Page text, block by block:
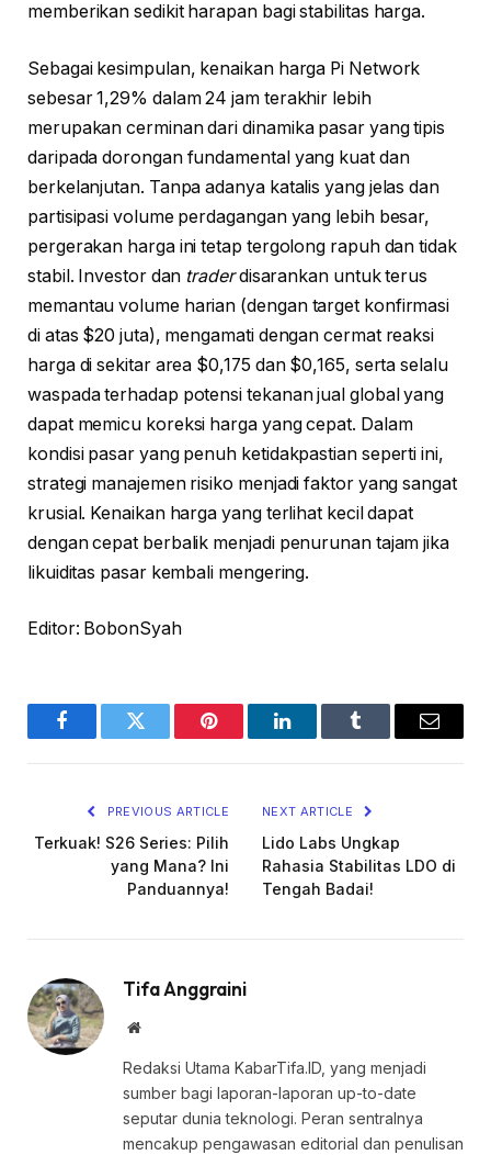
memberikan sedikit harapan bagi stabilitas harga.
Sebagai kesimpulan, kenaikan harga Pi Network
sebesar 1,29% dalam 24 jam terakhir lebih
merupakan cerminan dari dinamika pasar yang tipis
daripada dorongan fundamental yang kuat dan
berkelanjutan. Tanpa adanya katalis yang jelas dan
partisipasi volume perdagangan yang lebih besar,
pergerakan harga ini tetap tergolong rapuh dan tidak
stabil. Investor dan traderdisarankan untuk terus
memantau volume harian (dengan target konfirmasi
di atas $20 juta), mengamati dengan cermat reaksi
harga di sekitar area $0,175 dan $0,165, serta selalu
waspada terhadap potensi tekanan jual global yang
dapat memicu koreksi harga yang cepat. Dalam
kondisi pasar yang penuh ketidakpastian seperti ini,
strategi manajemen risiko menjadi faktor yang sangat
krusial. Kenaikan harga yang terlihat kecil dapat
dengan cepat berbalik menjadi penurunan tajam jika
likuiditas pasar kembali mengering.
Editor: BobonSyah
FacebookTwitter Pinterest LinkedInTumblr Email
PREVIOUS ARTICLE
Terkuak! S26 Series: Pilih
yang Mana? Ini
Panduannya!
NEXT ARTICLE
Lido Labs Ungkap
Rahasia Stabilitas LDO di
Tengah Badai!
Tifa Anggraini
Website
Redaksi Utama KabarTifa.ID, yang menjadi
sumber bagi laporan-laporan up-to-date
seputar dunia teknologi. Peran sentralnya
mencakup pengawasan editorial dan penulisan